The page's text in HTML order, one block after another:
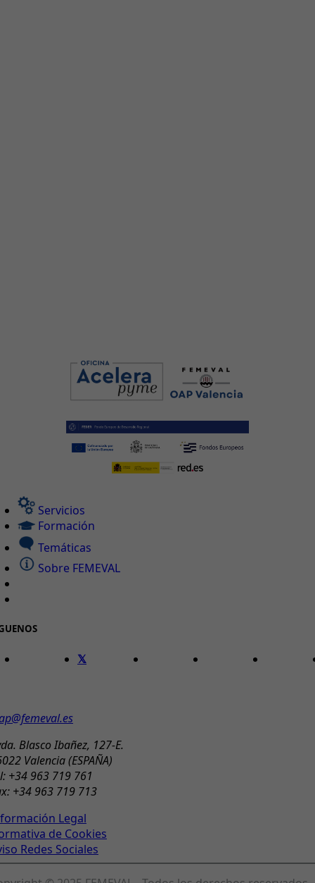
Servicios
Formación
Temáticas
Sobre FEMEVAL
Blasco Ibañez, 127-E.
Valencia (ESPAÑA)
+34 963 719 761
+34 963 719 713
Legal
de Cookies
Redes Sociales